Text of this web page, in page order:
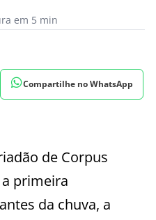
em 5 min
Compartilhe no WhatsApp
de Corpus
primeira
da chuva, a